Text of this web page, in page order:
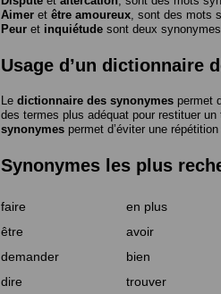
Aimer et être amoureux , sont des mots
Peur et inquiétude sont deux
Usage d’un dictionnaire
Le dictionnaire des synonymes permet
des termes plus adéquat pour restituer
synonymes permet d’éviter une
Synonymes les plus
faire en plus
être
avoir
demander
bien
dire
trouver